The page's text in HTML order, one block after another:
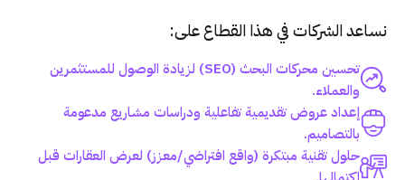
نساعد الشركات في هذا القطاع على:
تحسين محركات البحث (SEO) لزيادة الوصول للمستثمرين
والعملاء.
إعداد عروض تقديمية تفاعلية ودراسات مشاريع مدعومة
بالتصاميم.
حلول تقنية مبتكرة (واقع افتراضي/معزز) لعرض العقارات قبل